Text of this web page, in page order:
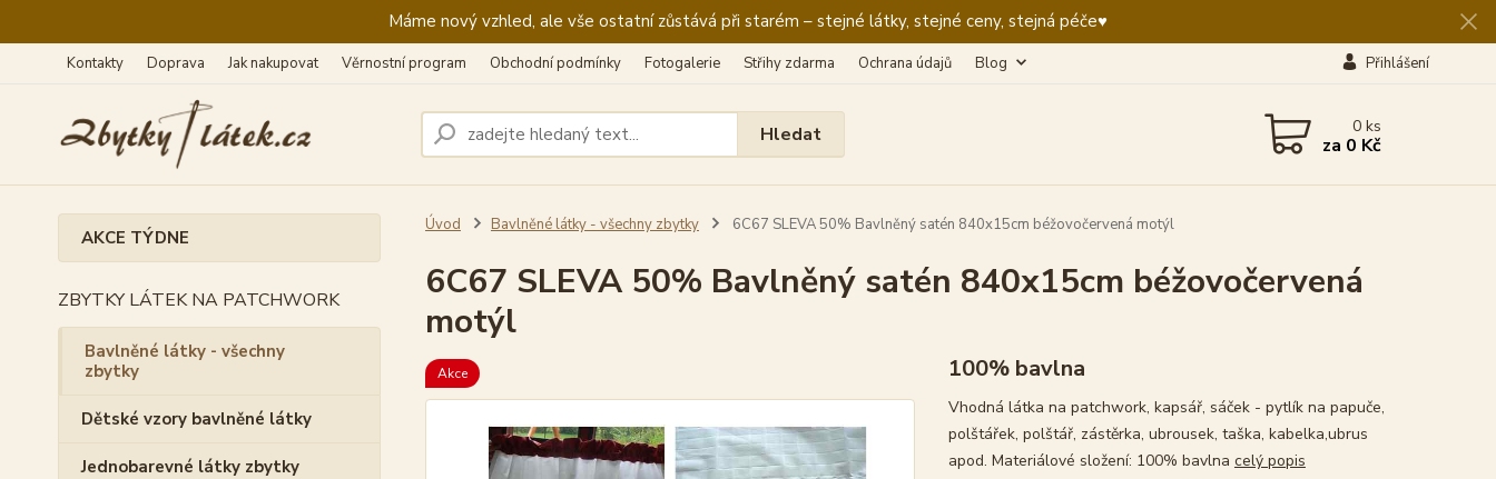
Máme nový vzhled, ale vše ostatní zůstává při starém – stejné látky, stejné ceny, stejná péče♥️
Kontakty Doprava Jak nakupovat Věrnostní program Obchodní podmínky Fotogalerie Střihy zdarma Ochrana údajů Blog Přihlášení
Hledat 0ks
za 0 Kč
AKCE TÝDNE
ZBYTKY LÁTEK NA PATCHWORK
Bavlněné látky - všechny
zbytky
Dětské vzory bavlněné látky
Jednobarevné látky zbytky
Úvod Bavlněné látky - všechny zbytky 6C67 SLEVA 50% Bavlněný satén 840x15cm béžovočervená motýl
6C67 SLEVA 50% Bavlněný satén 840x15cm béžovočervená
motýl
Akce 100% bavlna
Vhodná látka na patchwork, kapsář, sáček - pytlík na papuče,
polštářek, polštář, zástěrka, ubrousek, taška, kabelka,ubrus
apod. Materiálové složení: 100% bavlna celý popis